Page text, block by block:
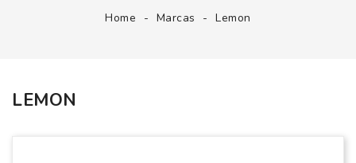
Home Marcas Lemon
LEMON